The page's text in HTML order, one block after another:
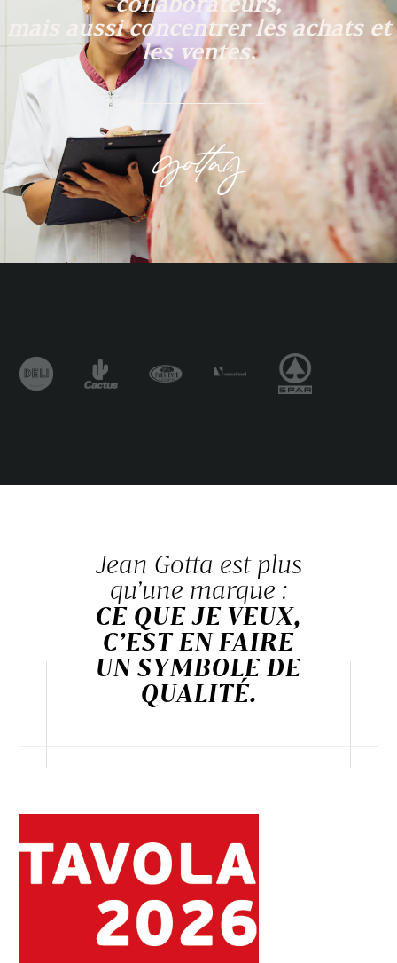
mais aussi concentrer les achats et
les ventes.
Jean Gotta est plus
qu’une marque :
CE QUE JE VEUX,
C’EST EN FAIRE
UN SYMBOLE DE
QUALITÉ.